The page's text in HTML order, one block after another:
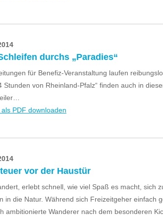
durchs „Paradies“
für Benefiz-Veranstaltung laufen
Stunden von Rheinland-Pfalz“ finden auch in
als PDF downloaden
vor der Haustür
erlebt schnell, wie viel Spaß es macht, sich
in die Natur. Während sich Freizeitgeher einfach
ambitionierte Wanderer nach dem besonderen